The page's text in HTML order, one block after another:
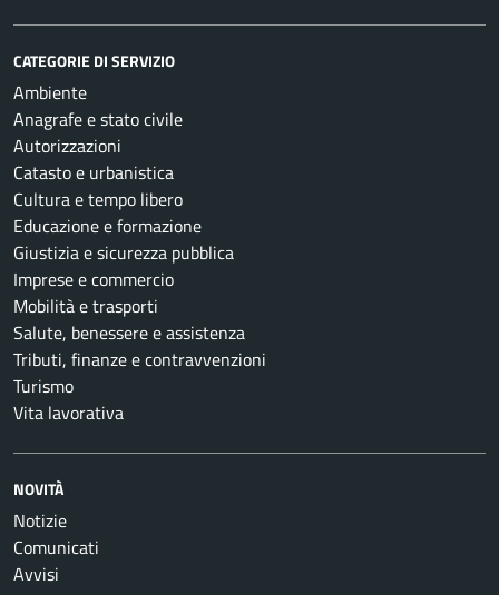
CATEGORIE DI SERVIZIO
Ambiente
Anagrafe e stato civile
Autorizzazioni
Catasto e urbanistica
Cultura e tempo libero
Educazione e formazione
Giustizia e sicurezza pubblica
Imprese e commercio
Mobilità e trasporti
Salute, benessere e assistenza
Tributi, finanze e contravvenzioni
Turismo
Vita lavorativa
NOVITÀ
Notizie
Comunicati
Avvisi